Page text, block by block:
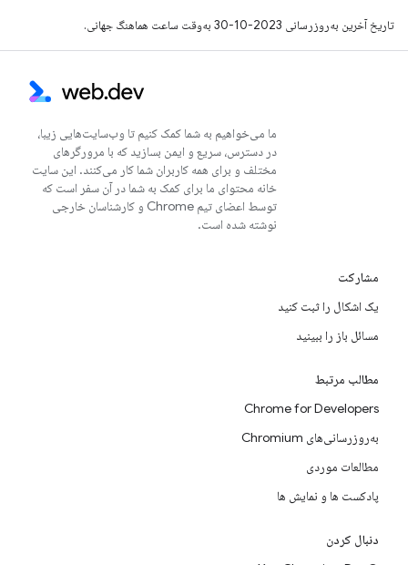
تاریخ آخرین به‌روزرسانی 2023-10-30 به‌وقت ساعت هماهنگ جهانی.
ما می‌خواهیم به شما کمک کنیم تا وب‌سایت‌هایی زیبا،
در دسترس، سریع و ایمن بسازید که با مرورگرهای
مختلف و برای همه کاربران شما کار می‌کنند. این سایت
خانه محتوای ما برای کمک به شما در آن سفر است که
توسط اعضای تیم Chrome و کارشناسان خارجی
نوشته شده است.
مشارکت
یک اشکال را ثبت کنید
مسائل باز را ببینید
مطالب مرتبط
Chrome for Developers
به‌روزرسانی‌های Chromium
مطالعات موردی
پادکست ها و نمایش ها
دنبال کردن